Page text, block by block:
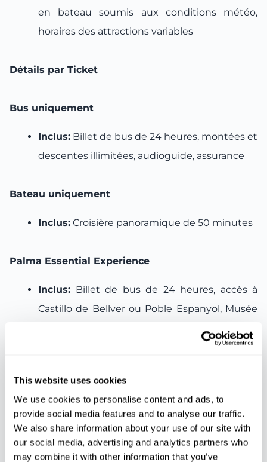
This website uses cookies
We use cookies to personalise content and ads, to
provide social media features and to analyse our traffic.
We also share information about your use of our site with
our social media, advertising and analytics partners who
may combine it with other information that you’ve
en bateau soumis aux conditions météo,
horaires des attractions variables
Détails par Ticket
Bus uniquement
Inclus: Billet de bus de 24 heures, montées et
descentes illimitées, audioguide, assurance
Bateau uniquement
Inclus: Croisière panoramique de 50 minutes
Palma Essential Experience
Inclus: Billet de bus de 24 heures, accès à
Castillo de Bellver ou Poble Espanyol, Musée
Inclus:billet de bus valable 24 heures,
excursion en bateau, accès au château de
Bellver ou à Poble Espanyol, visite guidée du
Museu Marítim Mallorca, CaixaForum Palma,